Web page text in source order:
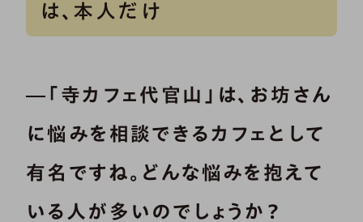
は、本人だけ
―「寺カフェ代官山」は、お坊さん
に悩みを相談できるカフェとして
有名ですね。どんな悩みを抱えて
いる人が多いのでしょうか？